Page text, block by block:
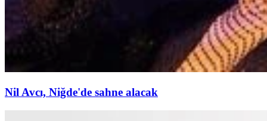
Nil Avcı, Niğde'de sahne alacak